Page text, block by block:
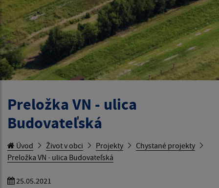
Preložka VN - ulica
Budovateľská
Úvod Život v obci Projekty
Chystané projekty
Preložka VN - ulica Budovateľská
25.05.2021